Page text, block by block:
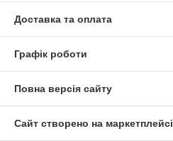
Доставка та оплата
Графік роботи
Повна версія сайту
Сайт створено на маркетплейсі